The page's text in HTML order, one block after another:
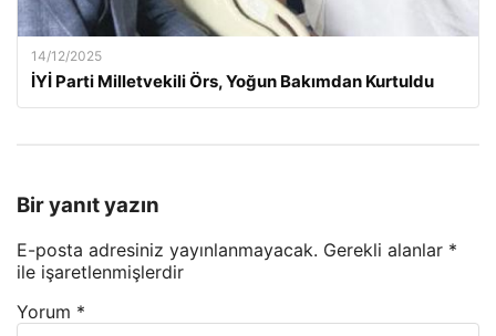
14/12/2025
İYİ Parti Milletvekili Örs, Yoğun Bakımdan Kurtuldu
Bir yanıt yazın
E-posta adresiniz yayınlanmayacak. Gerekli alanlar *
ile işaretlenmişlerdir
Yorum *